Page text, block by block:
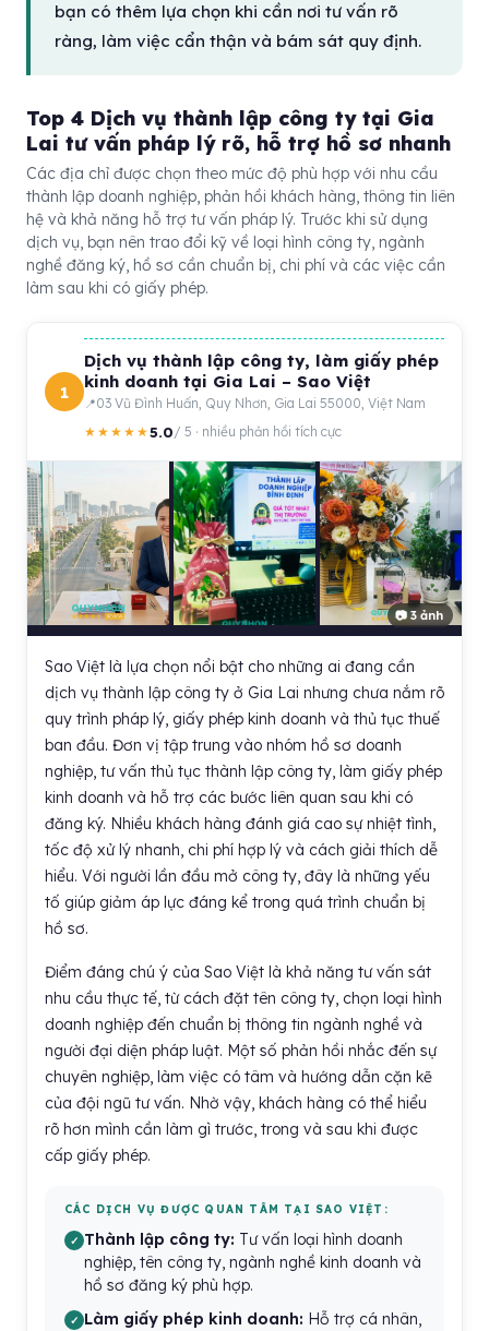
bạn có thêm lựa chọn khi cần nơi tư vấn rõ
ràng, làm việc cẩn thận và bám sát quy định.
Top 4 Dịch vụ thành lập công ty tại Gia
Lai tư vấn pháp lý rõ, hỗ trợ hồ sơ nhanh
Các địa chỉ được chọn theo mức độ phù hợp với nhu cầu
thành lập doanh nghiệp, phản hồi khách hàng, thông tin liên
hệ và khả năng hỗ trợ tư vấn pháp lý. Trước khi sử dụng
dịch vụ, bạn nên trao đổi kỹ về loại hình công ty, ngành
nghề đăng ký, hồ sơ cần chuẩn bị, chi phí và các việc cần
làm sau khi có giấy phép.
1
Dịch vụ thành lập công ty, làm giấy phép
kinh doanh tại Gia Lai – Sao Việt
03 Vũ Đình Huấn, Quy Nhơn, Gia Lai 55000, Việt Nam
★★★★★5.0/ 5 · nhiều phản hồi tích cực
📷 3 ảnh
Sao Việt là lựa chọn nổi bật cho những ai đang cần
dịch vụ thành lập công ty ở Gia Lai nhưng chưa nắm rõ
quy trình pháp lý, giấy phép kinh doanh và thủ tục thuế
ban đầu. Đơn vị tập trung vào nhóm hồ sơ doanh
nghiệp, tư vấn thủ tục thành lập công ty, làm giấy phép
kinh doanh và hỗ trợ các bước liên quan sau khi có
đăng ký. Nhiều khách hàng đánh giá cao sự nhiệt tình,
tốc độ xử lý nhanh, chi phí hợp lý và cách giải thích dễ
hiểu. Với người lần đầu mở công ty, đây là những yếu
tố giúp giảm áp lực đáng kể trong quá trình chuẩn bị
hồ sơ.
Điểm đáng chú ý của Sao Việt là khả năng tư vấn sát
nhu cầu thực tế, từ cách đặt tên công ty, chọn loại hình
doanh nghiệp đến chuẩn bị thông tin ngành nghề và
người đại diện pháp luật. Một số phản hồi nhắc đến sự
chuyên nghiệp, làm việc có tâm và hướng dẫn cặn kẽ
của đội ngũ tư vấn. Nhờ vậy, khách hàng có thể hiểu
rõ hơn mình cần làm gì trước, trong và sau khi được
cấp giấy phép.
CÁC DỊCH VỤ ĐƯỢC QUAN TÂM TẠI SAO VIỆT:
Thành lập công ty: Tư vấn loại hình doanh
nghiệp, tên công ty, ngành nghề kinh doanh và
hồ sơ đăng ký phù hợp.
Làm giấy phép kinh doanh: Hỗ trợ cá nhân,